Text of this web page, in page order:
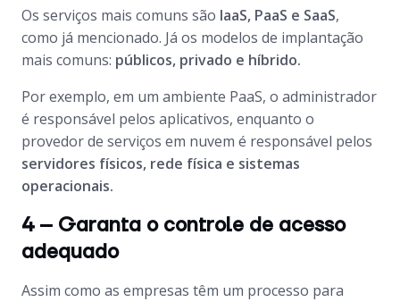
Os serviços mais comuns são IaaS, PaaS e SaaS,
como já mencionado. Já os modelos de implantação
mais comuns: públicos, privado e híbrido.
Por exemplo, em um ambiente PaaS, o administrador
é responsável pelos aplicativos, enquanto o
provedor de serviços em nuvem é responsável pelos
servidores físicos, rede física e sistemas
operacionais.
4 – Garanta o controle de acesso
adequado
Assim como as empresas têm um processo para